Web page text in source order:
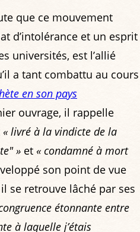
que ce mouvement
d’intolérance et un esprit
universités, est l’allié
a tant combattu au cours
en son pays
ouvrage, il rappelle
« livré à la vindicte de la
» et « condamné à mort
son point de vue
se retrouve lâché par ses
étonnante entre
à laquelle j’étais